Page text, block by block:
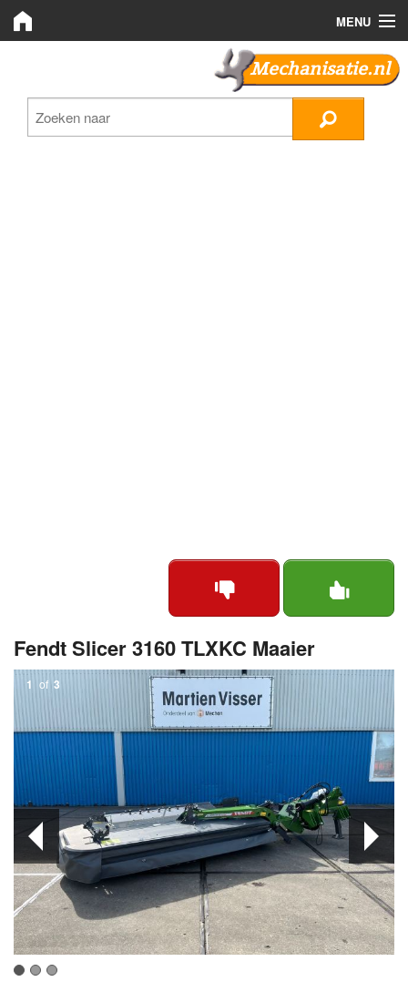
MENU
Zoeken
Mechanisatie.nl
Fendt Slicer 3160 TLXKC Maaier
1 of 3